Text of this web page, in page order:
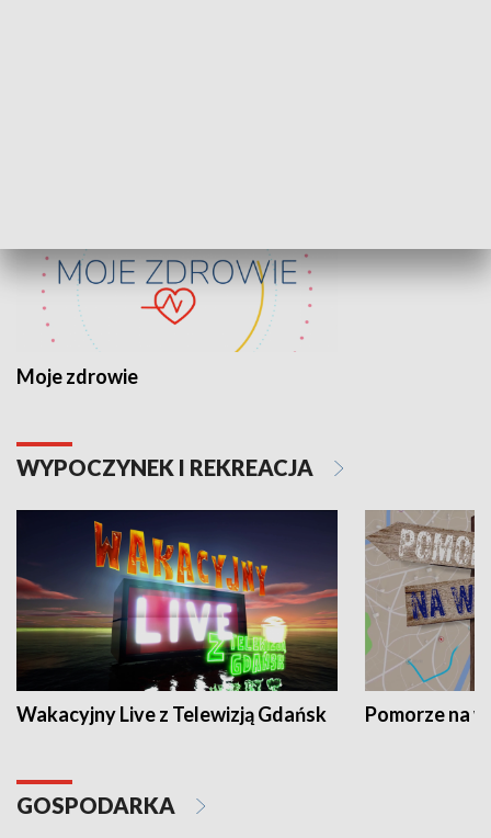
Moje zdrowie
WYPOCZYNEK I REKREACJA
Wakacyjny Live z Telewizją Gdańsk Pomorze na
GOSPODARKA